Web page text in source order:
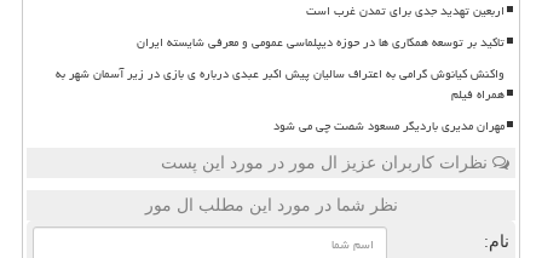
اربعین تهدید جدی برای تمدن غرب است
تاکید بر توسعه همکاری ها در حوزه دیپلماسی عمومی و معرفی شایسته ایران
واکنش کیانوش گرامی به اعتراف سالیان پیش اکبر عبدی درباره ی بازی در زیر آسمان شهر به
همراه فیلم
مهران مدیری باردیگر مسعود شصت چی می شود
نظرات کاربران عزیز ال مور در مورد این پست
نظر شما در مورد این مطلب ال مور
نام: